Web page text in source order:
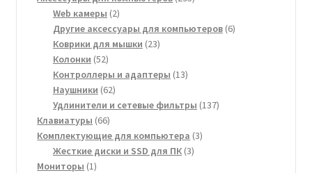
Web камеры 22
товара
Другие аксессуары для компьютеров 66
Коврики для мышки 2323
Колонки 5252
товара
Контроллеры и адаптеры 1313
Наушники 6262
товара
Удлинители и сетевые фильтры 137137
Клавиатуры 6666
товаров
Комплектующие для компьютера 33
Жесткие диски и SSD для ПК 33
Мониторы 11